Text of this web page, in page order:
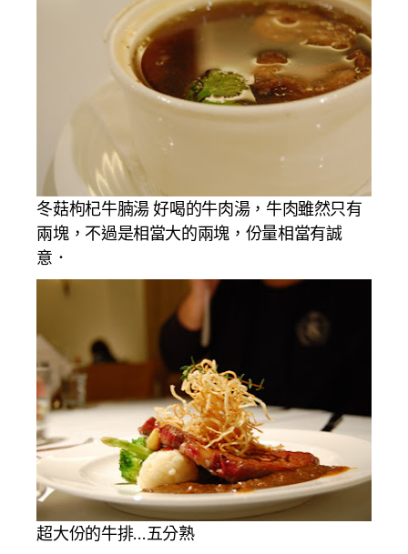
冬菇枸杞牛腩湯 好喝的牛肉湯，牛肉雖然只有
兩塊，不過是相當大的兩塊，份量相當有誠
意．
超大份的牛排…五分熟